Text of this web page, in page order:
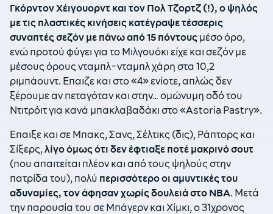
Γκόρντον Χέιγουορντ και τον Πολ Τζορτζ (!), ο ψηλός
με τις πλαστικές κινήσεις κατέγραψε τέσσερις
συναπτές σεζόν με πάνω από 15 πόντους μέσο όρο,
ενώ προτού φύγει για το Μιλγουόκι είχε και σεζόν με
μέσους όρους νταμπλ-νταμπλ χάρη στα 10,2
ριμπάουντ. Επαιζε και στο «4» ενίοτε, απλώς δεν
ξέρουμε αν πεταγόταν και στην… ομώνυμη οδό του
Ντιτρόιτ για κανά μπακλαβαδάκι στο «Αstoria Pastry».
Επαιξε και σε Μπακς, Σανς, Σέλτικς (δις), Ράπτορς και
Σίξερς, λίγο όμως ότι δεν έφτιαξε ποτέ μακρινό σουτ
(που απαιτείται πλέον και από τους ψηλούς στην
πατρίδα του), πολύ περισσότερο οι αμυντικές του
αδυναμίες, τον άφησαν χωρίς δουλειά στο ΝΒΑ. Μετά
την παρουσία του σε Μπάγερν και Χίμκι, ο 31χρονος